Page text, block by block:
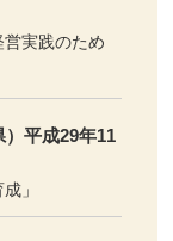
実践のため
平成29年11
」